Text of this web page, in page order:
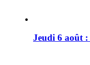
Jeudi 6 août